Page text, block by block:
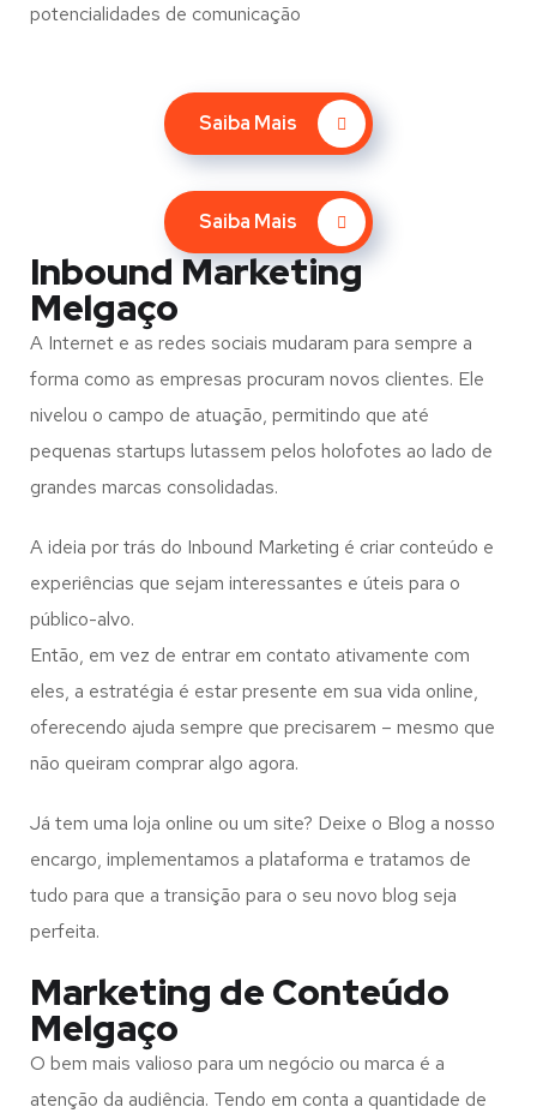
potencialidades de comunicação
Saiba Mais
Saiba Mais
Inbound Marketing
Melgaço
A Internet e as redes sociais mudaram para sempre a
forma como as empresas procuram novos clientes. Ele
nivelou o campo de atuação, permitindo que até
pequenas startups lutassem pelos holofotes ao lado de
grandes marcas consolidadas.
A ideia por trás do Inbound Marketing é criar conteúdo e
experiências que sejam interessantes e úteis para o
público-alvo.
Então, em vez de entrar em contato ativamente com
eles, a estratégia é estar presente em sua vida online,
oferecendo ajuda sempre que precisarem – mesmo que
não queiram comprar algo agora.
Já tem uma loja online ou um site? Deixe o Blog a nosso
encargo, implementamos a plataforma e tratamos de
tudo para que a transição para o seu novo blog seja
perfeita.
Marketing de Conteúdo
Melgaço
O bem mais valioso para um negócio ou marca é a
atenção da audiência. Tendo em conta a quantidade de